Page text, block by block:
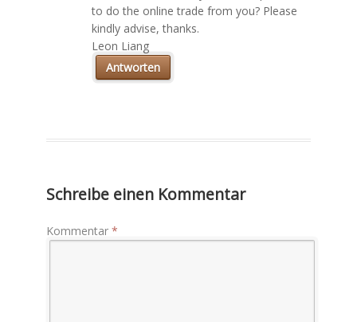
to do the online trade from you? Please
kindly advise, thanks.
Leon Liang
Antworten
Schreibe einen Kommentar
Kommentar *